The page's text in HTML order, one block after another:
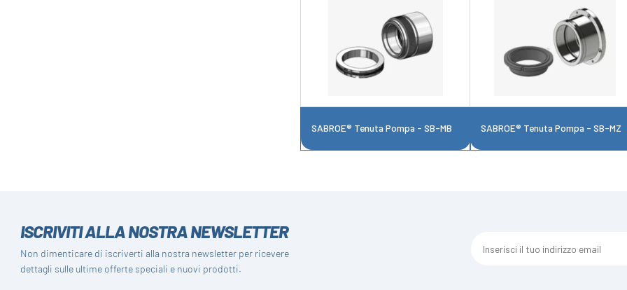
SABROE® Tenuta Pompa - SB-MB SABROE® Tenuta Pompa - SB-MZ
ISCRIVITI ALLA NOSTRA NEWSLETTER
Non dimenticare di iscriverti alla nostra newsletter per ricevere
dettagli sulle ultime offerte speciali e nuovi prodotti.